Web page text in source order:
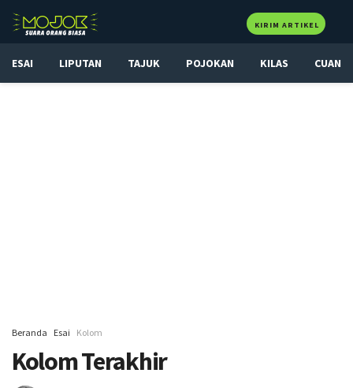
KIRIM ARTIKEL
ESAI LIPUTAN TAJUK POJOKAN KILAS CUAN
Beranda Esai Kolom
Kolom Terakhir